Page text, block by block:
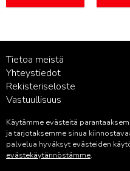
Tietoa meistä
Yhteystiedot
Rekisteriseloste
Vastuullisuus
Kustantamon asiakaspalvelu:
palvelu@readme.fi
Käytämme evästeitä
ja tarjotaksemme sinua
palvelua hyväksyt evästeiden
evästekäytännöstämme.